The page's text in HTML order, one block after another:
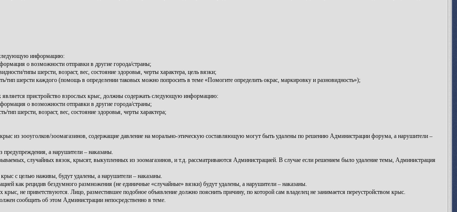
информацию:
о возможности отправки в другие города/страны;
типы шерсти, возраст, вес, состояние здоровья, черты характера, цель вязки;
тип шерсти каждого (помощь в определении таковых можно попросить в теме «Помогите определить окрас, маркировку и разновидность»);
пристройство взрослых крыс, должны содержать следующую информацию:
о возможности отправки в другие города/страны;
шерсти, возраст, вес, состояние здоровья, черты характера;
из зооуголков/зоомагазинов, содержащие давление на морально-этическую составляющую могут быть удалены по решению Администрации форума, а нарушители –
а нарушители – наказаны.
случайных вязок, крысят, выкупленных из зоомагазинов, и т.д. рассматриваются Администрацией. В случае если решением было удаление темы, Администрация
с целью наживы, будут удалены, а нарушители – наказаны.
как рецидив бездумного размножения (не единичные «случайные» вязки) будут удалены, а нарушители – наказаны.
не приветствуются. Лицо, разместившее подобное объявление должно пояснить причину, по которой сам владелец не занимается переустройством крыс.
сообщить об этом Администрации непосредственно в теме.